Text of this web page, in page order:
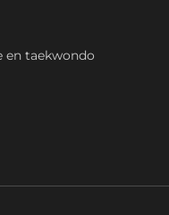
en taekwondo